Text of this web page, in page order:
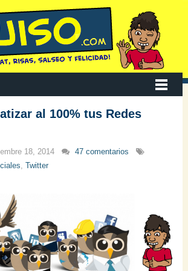
al 100% tus Redes
18, 2014
47 comentarios
,Twitter